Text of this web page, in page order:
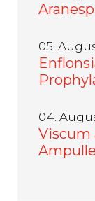
05.
04.
Viscum